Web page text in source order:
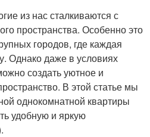
из нас сталкиваются с
пространства. Особенно это
городов, где каждая
Однако даже в условиях
создать уютное и
В этой статье мы
однокомнатной квартиры
удобную и яркую